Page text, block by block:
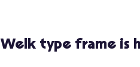
Welk type frame is